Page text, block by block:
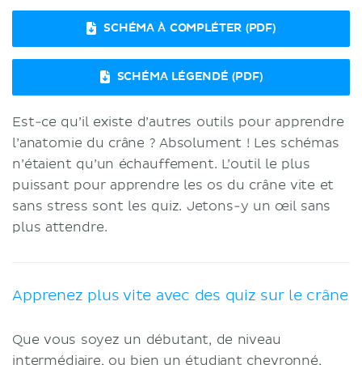
SCHÉMA À COMPLÉTER (PDF)
SCHÉMA LÉGENDÉ (PDF)
Est-ce qu’il existe d’autres outils pour apprendre
l’anatomie du crâne ? Absolument ! Les schémas
n’étaient qu’un échauffement. L’outil le plus
puissant pour apprendre les os du crâne vite et
sans stress sont les quiz. Jetons-y un œil sans
plus attendre.
Apprenez plus vite avec des quiz sur le crâne
Que vous soyez un débutant, de niveau
intermédiaire, ou bien un étudiant chevronné,